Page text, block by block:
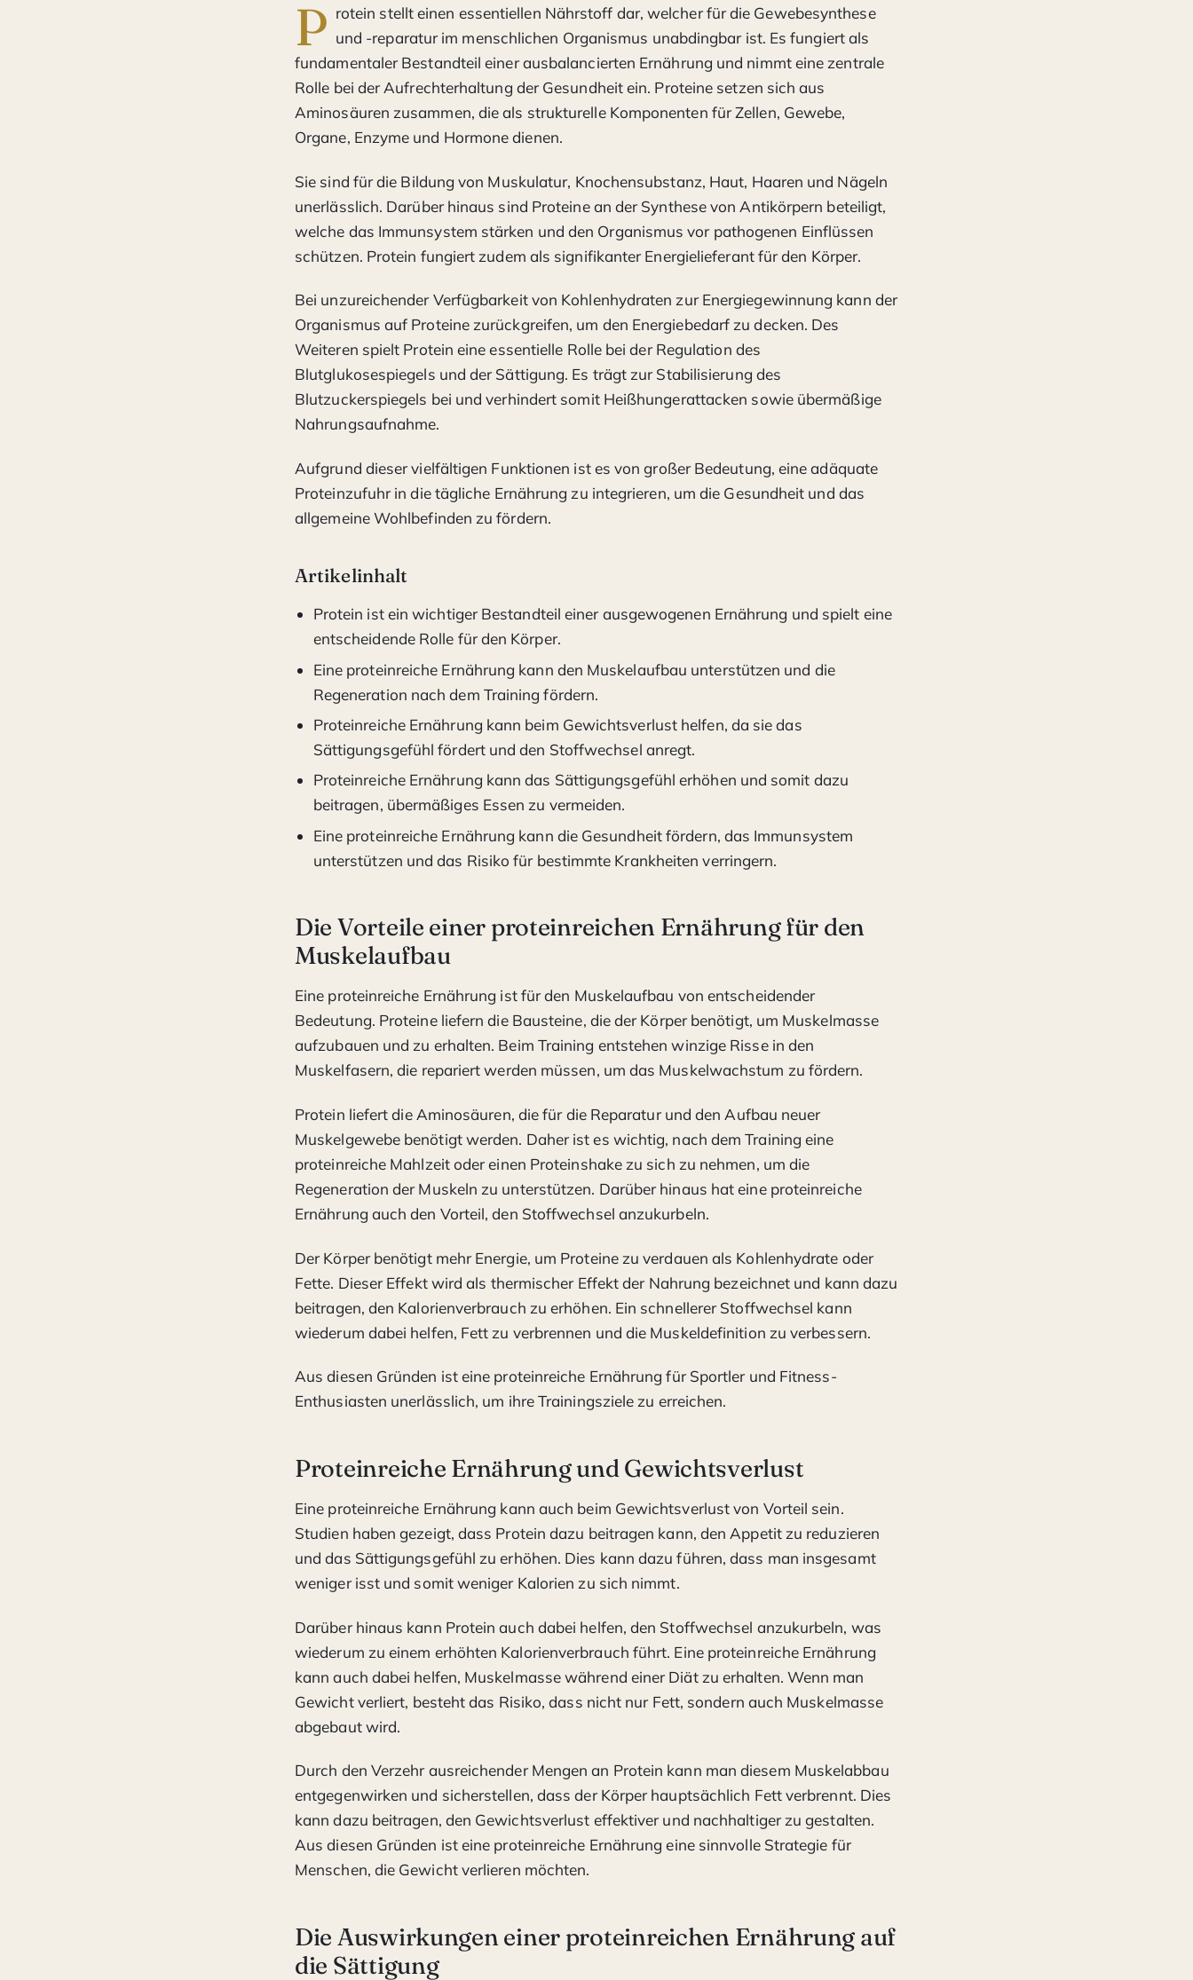
P rotein stellt einen essentiellen Nährstoff dar, welcher für die Gewebesynthese
und -reparatur im menschlichen Organismus unabdingbar ist. Es fungiert als
fundamentaler Bestandteil einer ausbalancierten Ernährung und nimmt eine zentrale
Rolle bei der Aufrechterhaltung der Gesundheit ein. Proteine setzen sich aus
Aminosäuren zusammen, die als strukturelle Komponenten für Zellen, Gewebe,
Organe, Enzyme und Hormone dienen.
Sie sind für die Bildung von Muskulatur, Knochensubstanz, Haut, Haaren und Nägeln
unerlässlich. Darüber hinaus sind Proteine an der Synthese von Antikörpern beteiligt,
welche das Immunsystem stärken und den Organismus vor pathogenen Einflüssen
schützen. Protein fungiert zudem als signifikanter Energielieferant für den Körper.
Bei unzureichender Verfügbarkeit von Kohlenhydraten zur Energiegewinnung kann der
Organismus auf Proteine zurückgreifen, um den Energiebedarf zu decken. Des
Weiteren spielt Protein eine essentielle Rolle bei der Regulation des
Blutglukosespiegels und der Sättigung. Es trägt zur Stabilisierung des
Blutzuckerspiegels bei und verhindert somit Heißhungerattacken sowie übermäßige
Nahrungsaufnahme.
Aufgrund dieser vielfältigen Funktionen ist es von großer Bedeutung, eine adäquate
Proteinzufuhr in die tägliche Ernährung zu integrieren, um die Gesundheit und das
allgemeine Wohlbefinden zu fördern.
Artikelinhalt
Protein ist ein wichtiger Bestandteil einer ausgewogenen Ernährung und spielt eine
entscheidende Rolle für den Körper.
Eine proteinreiche Ernährung kann den Muskelaufbau unterstützen und die
Regeneration nach dem Training fördern.
Proteinreiche Ernährung kann beim Gewichtsverlust helfen, da sie das
Sättigungsgefühl fördert und den Stoffwechsel anregt.
Proteinreiche Ernährung kann das Sättigungsgefühl erhöhen und somit dazu
beitragen, übermäßiges Essen zu vermeiden.
Eine proteinreiche Ernährung kann die Gesundheit fördern, das Immunsystem
unterstützen und das Risiko für bestimmte Krankheiten verringern.
Die Vorteile einer proteinreichen Ernährung für den
Muskelaufbau
Eine proteinreiche Ernährung ist für den Muskelaufbau von entscheidender
Bedeutung. Proteine liefern die Bausteine, die der Körper benötigt, um Muskelmasse
aufzubauen und zu erhalten. Beim Training entstehen winzige Risse in den
Muskelfasern, die repariert werden müssen, um das Muskelwachstum zu fördern.
Protein liefert die Aminosäuren, die für die Reparatur und den Aufbau neuer
Muskelgewebe benötigt werden. Daher ist es wichtig, nach dem Training eine
proteinreiche Mahlzeit oder einen Proteinshake zu sich zu nehmen, um die
Regeneration der Muskeln zu unterstützen. Darüber hinaus hat eine proteinreiche
Ernährung auch den Vorteil, den Stoffwechsel anzukurbeln.
Der Körper benötigt mehr Energie, um Proteine zu verdauen als Kohlenhydrate oder
Fette. Dieser Effekt wird als thermischer Effekt der Nahrung bezeichnet und kann dazu
beitragen, den Kalorienverbrauch zu erhöhen. Ein schnellerer Stoffwechsel kann
wiederum dabei helfen, Fett zu verbrennen und die Muskeldefinition zu verbessern.
Aus diesen Gründen ist eine proteinreiche Ernährung für Sportler und Fitness-
Enthusiasten unerlässlich, um ihre Trainingsziele zu erreichen.
Proteinreiche Ernährung und Gewichtsverlust
Eine proteinreiche Ernährung kann auch beim Gewichtsverlust von Vorteil sein.
Studien haben gezeigt, dass Protein dazu beitragen kann, den Appetit zu reduzieren
und das Sättigungsgefühl zu erhöhen. Dies kann dazu führen, dass man insgesamt
weniger isst und somit weniger Kalorien zu sich nimmt.
Darüber hinaus kann Protein auch dabei helfen, den Stoffwechsel anzukurbeln, was
wiederum zu einem erhöhten Kalorienverbrauch führt. Eine proteinreiche Ernährung
kann auch dabei helfen, Muskelmasse während einer Diät zu erhalten. Wenn man
Gewicht verliert, besteht das Risiko, dass nicht nur Fett, sondern auch Muskelmasse
abgebaut wird.
Durch den Verzehr ausreichender Mengen an Protein kann man diesem Muskelabbau
entgegenwirken und sicherstellen, dass der Körper hauptsächlich Fett verbrennt. Dies
kann dazu beitragen, den Gewichtsverlust effektiver und nachhaltiger zu gestalten.
Aus diesen Gründen ist eine proteinreiche Ernährung eine sinnvolle Strategie für
Menschen, die Gewicht verlieren möchten.
Die Auswirkungen einer proteinreichen Ernährung auf
die Sättigung